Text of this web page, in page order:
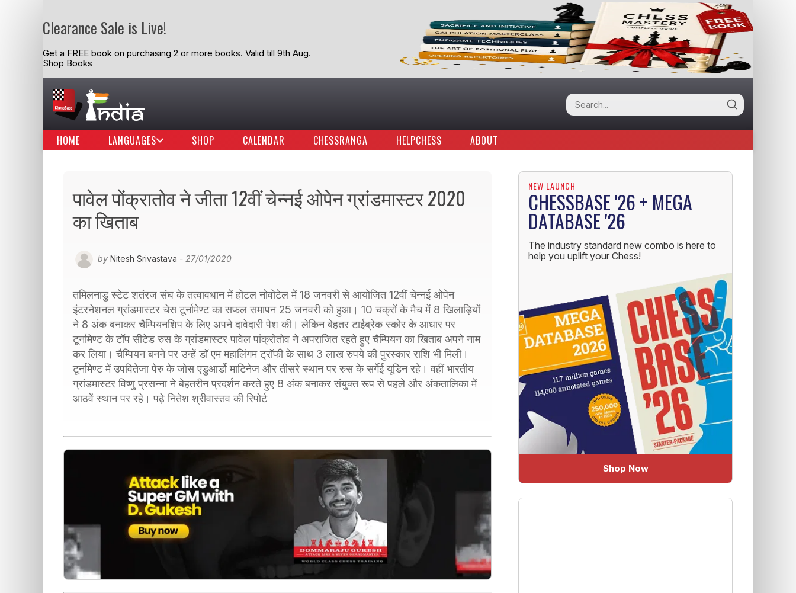
Clearance Sale is Live!
Get a FREE book on purchasing 2 or more books. Valid till 9th Aug.
Shop Books
HOME LANGUAGES SHOP CALENDAR CHESSRANGA HELPCHESS ABOUT
पावेल पोंक्रातोव ने जीता 12वीं चेन्नई ओपेन ग्रांडमास्टर 2020
का खिताब
by Nitesh Srivastava - 27/01/2020
तमिलनाडु स्टेट शतंरज संघ के तत्वावधान में होटल नोवोटेल में 18 जनवरी से आयोजित 12वीं चेन्नई ओपेन
इंटरनेशनल ग्रांडमास्टर चेस टूर्नामेण्ट का सफल समापन 25 जनवरी को हुआ। 10 चक्रों के मैच में 8 खिलाड़ियों
ने 8 अंक बनाकर चैम्पियनशिप के लिए अपने दावेदारी पेश की। लेकिन बेहतर टाईब्रेक स्कोर के आधार पर
टूर्नामेण्ट के टॉप सीटेड रुस के ग्रांडमास्टर पावेल पांक्रोतोव ने अपराजित रहते हुए चैम्पियन का खिताब अपने नाम
कर लिया। चैम्पियन बनने पर उन्हें डॉ एम महालिंगम ट्रॉफी के साथ 3 लाख रुपये की पुरस्कार राशि भी मिली।
टूर्नामेण्ट में उपवितेजा पेरु के जोस एडुआर्डो माटिनेज और तीसरे स्थान पर रुस के सर्गेई यूडिन रहे। वहीं भारतीय
ग्रांडमास्टर विष्णु प्रसन्ना ने बेहतरीन प्रदर्शन करते हुए 8 अंक बनाकर संयुक्त रूप से पहले और अंकतालिका में
आठवें स्थान पर रहे। पढ़े नितेश श्रीवास्तव की रिपोर्ट
NEW LAUNCH
CHESSBASE '26 + MEGA
DATABASE '26
The industry standard new combo is here to
help you uplift your Chess!
Shop Now